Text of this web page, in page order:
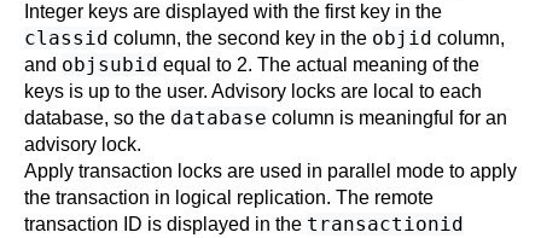
Integer keys are displayed with the first key in the
classid column, the second key in the objid column,
and objsubid equal to 2. The actual meaning of the
keys is up to the user. Advisory locks are local to each
database, so the database column is meaningful for an
advisory lock.
Apply transaction locks are used in parallel mode to apply
the transaction in logical replication. The remote
transaction ID is displayed in the transactionid